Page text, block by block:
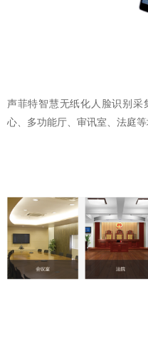
声菲特智慧无纸化人脸识别采
心、多功能厅、审讯室、法庭等